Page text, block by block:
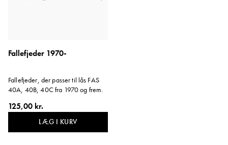
Fallefjeder 1970-
Fallefjeder, der passer til lås FAS
40A, 40B, 40C fra 1970 og frem.
125,00 kr.
LÆG I KURV